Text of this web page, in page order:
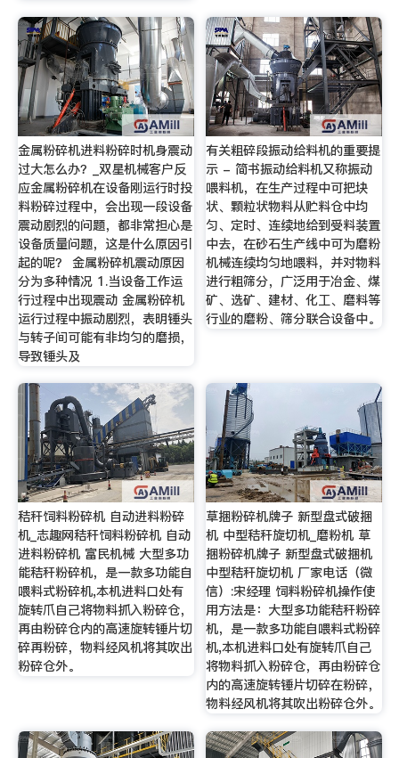
金属粉碎机进料粉碎时机身震动
过大怎么办？_双星机械客户反
应金属粉碎机在设备刚运行时投
料粉碎过程中，会出现一段设备
震动剧烈的问题，都非常担心是
设备质量问题，这是什么原因引
起的呢？ 金属粉碎机震动原因
分为多种情况 1.当设备工作运
行过程中出现震动 金属粉碎机
运行过程中振动剧烈，表明锤头
与转子间可能有非均匀的磨损，
导致锤头及
有关粗碎段振动给料机的重要提
示 - 简书振动给料机又称振动
喂料机，在生产过程中可把块
状、颗粒状物料从贮料仓中均
匀、定时、连续地给到受料装置
中去，在砂石生产线中可为磨粉
机械连续均匀地喂料，并对物料
进行粗筛分，广泛用于冶金、煤
矿、选矿、建材、化工、磨料等
行业的磨粉、筛分联合设备中。
秸秆饲料粉碎机 自动进料粉碎
机_志趣网秸秆饲料粉碎机 自动
进料粉碎机 富民机械 大型多功
能秸秆粉碎机，是一款多功能自
喂料式粉碎机,本机进料口处有
旋转爪自己将物料抓入粉碎仓，
再由粉碎仓内的高速旋转锤片切
碎再粉碎，物料经风机将其吹出
粉碎仓外。
草捆粉碎机牌子 新型盘式破捆
机 中型秸秆旋切机_磨粉机 草
捆粉碎机牌子 新型盘式破捆机
中型秸秆旋切机 厂家电话（微
信）:宋经理 饲料粉碎机操作使
用方法是：大型多功能秸秆粉碎
机，是一款多功能自喂料式粉碎
机,本机进料口处有旋转爪自己
将物料抓入粉碎仓，再由粉碎仓
内的高速旋转锤片切碎在粉碎，
物料经风机将其吹出粉碎仓外。